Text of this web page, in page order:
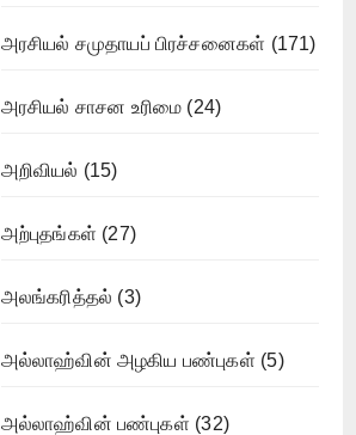
அரசியல் சமுதாயப் பிரச்சனைகள் (171)
அரசியல் சாசன உரிமை (24)
அறிவியல் (15)
அற்புதங்கள் (27)
அலங்கரித்தல் (3)
அல்லாஹ்வின் அழகிய பண்புகள் (5)
அல்லாஹ்வின் பண்புகள் (32)